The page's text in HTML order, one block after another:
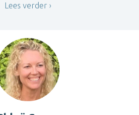
Lees verder